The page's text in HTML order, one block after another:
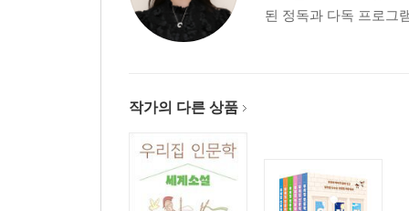
189 신탁 통치
190 제주 4·3 사건
193 6·25 전쟁(한국 전쟁)
195 3·15 부정 선거
196 4·19 혁명
197 5·16 군사 정변
된 정독과 다독 프로그
작가의 다른 상품